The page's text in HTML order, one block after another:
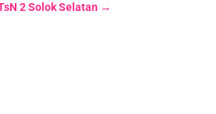
2 Solok Selatan→